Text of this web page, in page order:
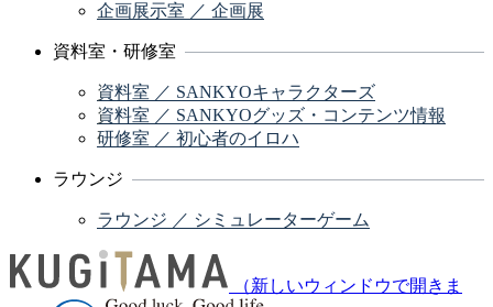
企画展示室 ／ 企画展
資料室・研修室
資料室 ／ SANKYOキャラクターズ
資料室 ／ SANKYOグッズ・コンテンツ情報
研修室 ／ 初心者のイロハ
ラウンジ
ラウンジ ／ シミュレーターゲーム
（新しいウィンドウで開きま